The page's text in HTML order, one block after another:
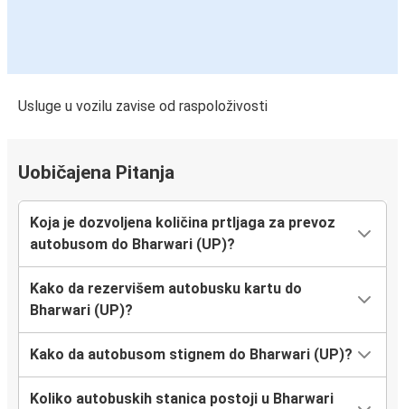
Usluge u vozilu zavise od raspoloživosti
Uobičajena Pitanja
Koja je dozvoljena količina prtljaga za prevoz
autobusom do Bharwari (UP)?
Kako da rezervišem autobusku kartu do
Bharwari (UP)?
Kako da autobusom stignem do Bharwari (UP)?
Koliko autobuskih stanica postoji u Bharwari